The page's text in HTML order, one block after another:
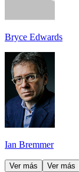
Bryce Edwards
Ian Bremmer
Ver más Ver más